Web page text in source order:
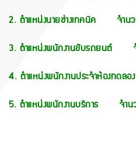
2. ตำแหน่งนายช่างเทคนิค จำนว
3. ตำแหน่งพนักงานขับรถยนต์ จ
4. ตำแหน่งพนักงานประจำห้องท
5. ตำแหน่งพนักงานบริการ จำน